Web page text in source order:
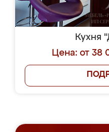
Кухня
Цена: от 38